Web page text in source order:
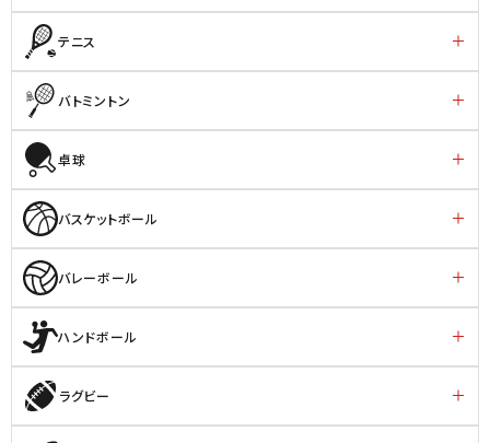
テニス
バトミントン
卓球
バスケットボール
バレーボール
ハンドボール
ラグビー